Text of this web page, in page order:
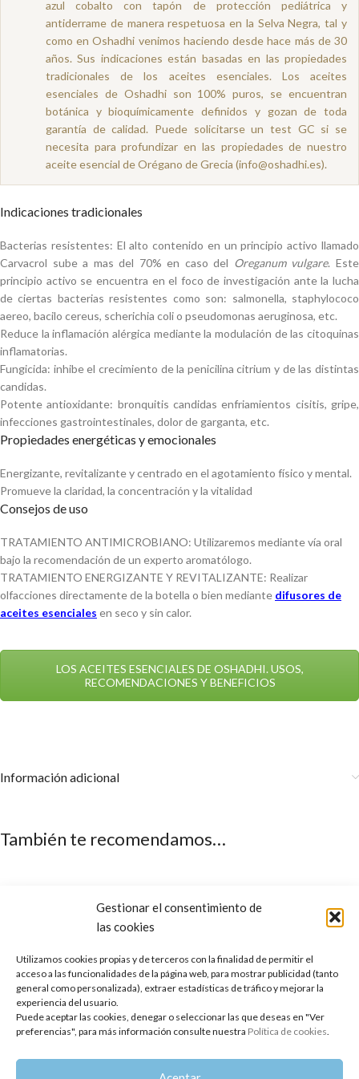
Gestionar el consentimiento de
las cookies
Utilizamos cookies propias y de terceros con la finalidad de permitir el
acceso a las funcionalidades de la página web, para mostrar publicidad (tanto
general como personalizada), extraer estadísticas de tráfico y mejorar la
experiencia del usuario.
Puede aceptar las cookies, denegar o seleccionar las que deseas en "Ver
preferencias", para más información consulte nuestra Política de cookies.
azul cobalto con tapón de protección pediátrica y
antiderrame de manera respetuosa en la Selva Negra, tal y
como en Oshadhi venimos haciendo desde hace más de 30
años. Sus indicaciones están basadas en las propiedades
tradicionales de los aceites esenciales. Los aceites
esenciales de Oshadhi son 100% puros, se encuentran
botánica y bioquímicamente definidos y gozan de toda
garantía de calidad. Puede solicitarse un test GC si se
necesita para profundizar en las propiedades de nuestro
aceite esencial de Orégano de Grecia (info@oshadhi.es).
Indicaciones tradicionales
Bacterias resistentes: El alto contenido en un principio activo llamado
Carvacrol sube a mas del 70% en caso del Oreganum vulgare. Este
principio activo se encuentra en el foco de investigación ante la lucha
de ciertas bacterias resistentes como son: salmonella, staphylococo
aereo, bacilo cereus, scherichia coli o pseudomonas aeruginosa, etc.
Reduce la inflamación alérgica mediante la modulación de las citoquinas
inflamatorias.
Fungicida: inhibe el crecimiento de la penicilina citrium y de las distintas
candidas.
Potente antioxidante: bronquitis candidas enfriamientos cisitis, gripe,
infecciones gastrointestinales, dolor de garganta, etc.
Propiedades energéticas y emocionales
Energizante, revitalizante y centrado en el agotamiento físico y mental.
Promueve la claridad, la concentración y la vitalidad
Consejos de uso
TRATAMIENTO ANTIMICROBIANO: Utilizaremos mediante vía oral
bajo la recomendación de un experto aromatólogo.
TRATAMIENTO ENERGIZANTE Y REVITALIZANTE: Realizar
olfacciones directamente de la botella o bien mediante difusores de
aceites esenciales en seco y sin calor.
LOS ACEITES ESENCIALES DE OSHADHI. USOS,
RECOMENDACIONES Y BENEFICIOS
Información adicional
También te recomendamos…
Español